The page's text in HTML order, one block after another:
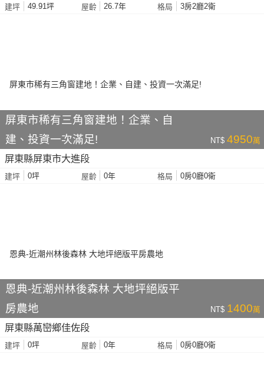
建坪 49.91坪 屋齡 26.7年 格局 3房2廳2衛
屏東市稀有三角窗建地！企業、自
建、投資一次滿足!
NT$ 4950萬
屏東縣屏東市大進段
建坪 0坪 屋齡 0年 格局 0房0廳0衛
恩典-近潮州林後森林 大地坪絕版平
房農地
NT$ 1400萬
屏東縣萬巒鄉佳佐段
建坪 0坪 屋齡 0年 格局 0房0廳0衛